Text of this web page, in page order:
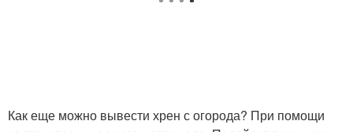
Как еще можно вывести хрен с огорода? При помощи